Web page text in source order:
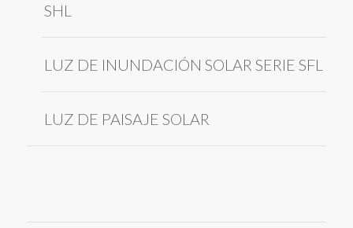
SHL
LUZ DE INUNDACIÓN SOLAR SERIE SFL
LUZ DE PAISAJE SOLAR